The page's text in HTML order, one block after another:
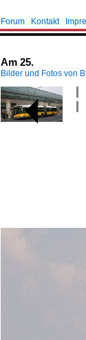
Forum Kontakt
Am 25.
Bilder und Fotos von